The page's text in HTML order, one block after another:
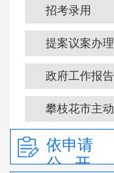
招考录用
提案议案办理
政府工作报告
攀枝花市主
政府信息
依申请
公 开